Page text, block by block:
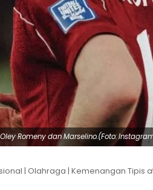
Romeny dan Marselino.(Foto:
| Olahraga | Kemenangan Tipis